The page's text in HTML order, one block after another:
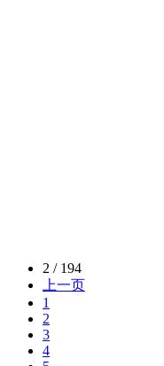
2 / 194
上一页
1
2
3
4